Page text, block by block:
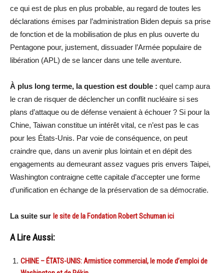
ce qui est de plus en plus probable, au regard de toutes les
déclarations émises par l’administration Biden depuis sa prise
de fonction et de la mobilisation de plus en plus ouverte du
Pentagone pour, justement, dissuader l’Armée populaire de
libération (APL) de se lancer dans une telle aventure.
À plus long terme, la question est double : quel camp aura
le cran de risquer de déclencher un conflit nucléaire si ses
plans d’attaque ou de défense venaient à échouer ? Si pour la
Chine, Taiwan constitue un intérêt vital, ce n’est pas le cas
pour les États-Unis. Par voie de conséquence, on peut
craindre que, dans un avenir plus lointain et en dépit des
engagements au demeurant assez vagues pris envers Taipei,
Washington contraigne cette capitale d’accepter une forme
d’unification en échange de la préservation de sa démocratie.
La suite sur le site de la Fondation Robert Schuman ici
A Lire Aussi:
CHINE – ÉTATS-UNIS: Armistice commercial, le mode d’emploi de